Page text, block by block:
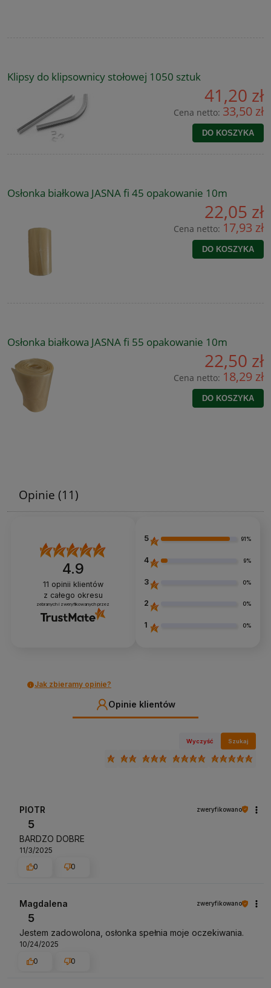
Klipsy do klipsownicy stołowej 1050 sztuk
41,20 zł
Cena netto: 33,50 zł
DO KOSZYKA
Osłonka białkowa JASNA fi 45 opakowanie 10m
22,05 zł
Cena netto: 17,93 zł
DO KOSZYKA
Osłonka białkowa JASNA fi 55 opakowanie 10m
22,50 zł
Cena netto: 18,29 zł
DO KOSZYKA
Opinie (11)
4.9
11 opinii klientów
z całego okresu
zebranych i zweryfikowanych przez
5 91%
4 9%
3 0%
2 0%
1 0%
Jak zbieramy opinie?
Opinie klientów
Wyczyść Szukaj
PIOTR zweryfikowano
5
BARDZO DOBRE
11/3/2025
0
0
Magdalena zweryfikowano
5
Jestem zadowolona, osłonka spełnia moje oczekiwania.
10/24/2025
0
0